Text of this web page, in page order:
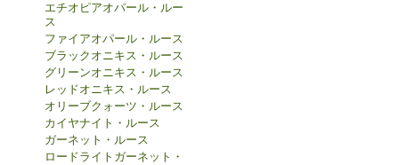
エチオピアオパール・ルー
ス
ファイアオパール・ルース
ブラックオニキス・ルース
グリーンオニキス・ルース
レッドオニキス・ルース
オリーブクォーツ・ルース
カイヤナイト・ルース
ガーネット・ルース
ロードライトガーネット・